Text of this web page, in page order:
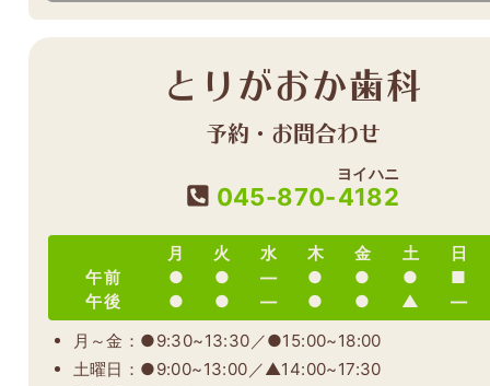
とりがおか歯科
予約・お問合わせ
045-870-4182
ヨイハニ
月 火 水 木 金 土
日
午前
● ● ― ● ● ●
■
午後
● ● ― ● ● ▲
―
月～金：●9:30~13:30／●15:00~18:00
土曜日：●9:00~13:00／▲14:00~17:30